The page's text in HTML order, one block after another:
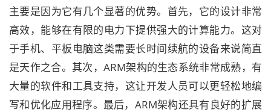
主要是因为它有几个显著的优势。首先，它的设计非常
高效，能够在有限的电力下提供强大的计算能力。这对
于手机、平板电脑这类需要长时间续航的设备来说简直
是天作之合。其次，ARM架构的生态系统非常成熟，有
大量的软件和工具支持，这让开发人员可以更轻松地编
写和优化应用程序。最后，ARM架构还具有良好的扩展